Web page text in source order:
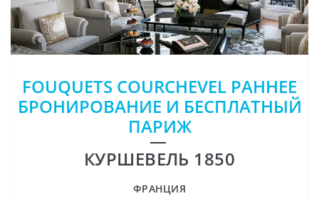
FOUQUETS COURCHEVEL РАННЕЕ
БРОНИРОВАНИЕ И БЕСПЛАТНЫЙ
ПАРИЖ
КУРШЕВЕЛЬ 1850
ФРАНЦИЯ